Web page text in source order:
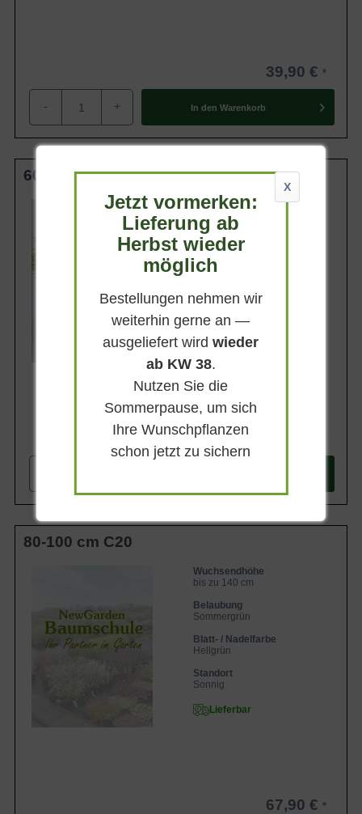
39,90 €
- + In den Warenkorb
60-80 cm C20
Wuchsendhöhe
bis zu 140 cm
Belaubung
Sommergrün
Blatt- / Nadelfarbe
Standort
Sonnig
Lieferbar
80-100 cm C20
Wuchsendhöhe
bis zu 140 cm
Belaubung
Sommergrün
Blatt- / Nadelfarbe
Hellgrün
Standort
Sonnig
Lieferbar
67,90 €
X
Jetzt vormerken:
Lieferung ab
Herbst wieder
möglich
Bestellungen nehmen wir
weiterhin gerne an —
ausgeliefert wirdwieder
ab KW 38.
Nutzen Sie die
Sommerpause, um sich
Ihre Wunschpflanzen
schon jetzt zu sichern